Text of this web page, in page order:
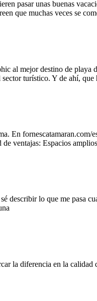
pasar unas buenas
que muchas veces se
al mejor destino de
turístico. Y de ahí, que
En
ventajas: Espacios
lo que me pasa
la diferencia en la